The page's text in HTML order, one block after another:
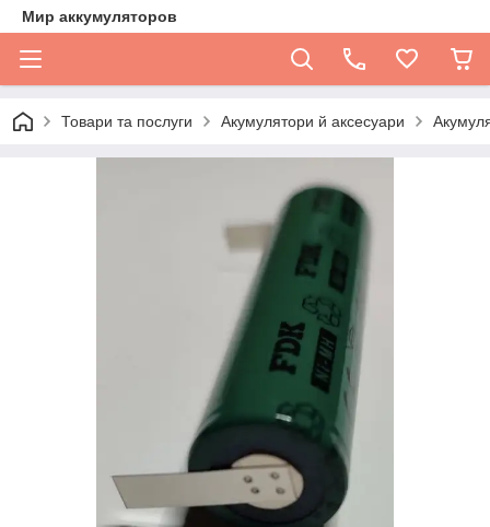
Мир аккумуляторов
Товари та послуги Акумулятори й аксесуари